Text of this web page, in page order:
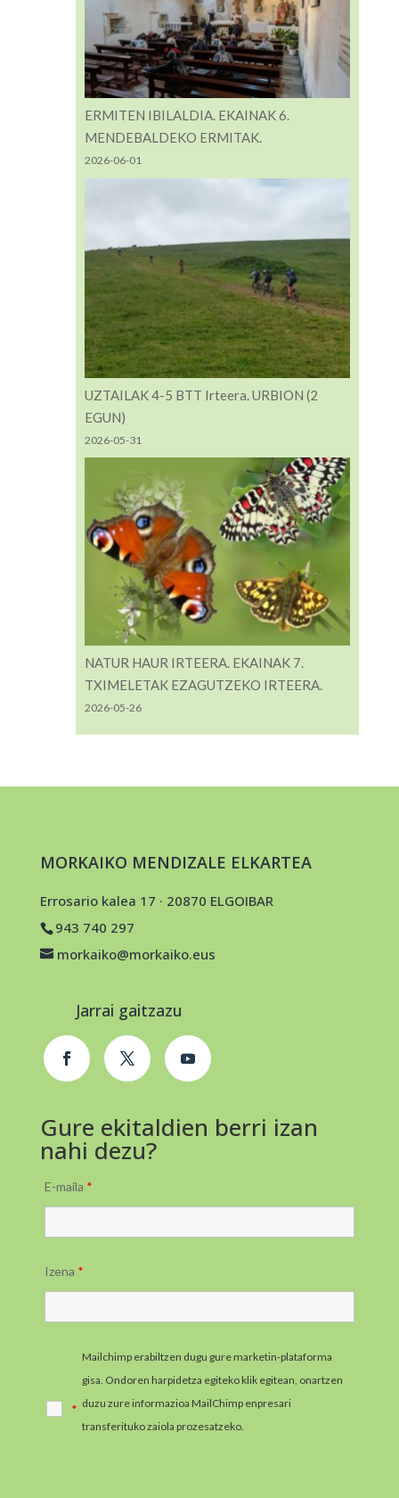
ERMITEN IBILALDIA. EKAINAK 6.
MENDEBALDEKO ERMITAK.
2026-06-01
UZTAILAK 4-5 BTT Irteera. URBION (2
EGUN)
2026-05-31
NATUR HAUR IRTEERA. EKAINAK 7.
TXIMELETAK EZAGUTZEKO IRTEERA.
2026-05-26
MORKAIKO MENDIZALE ELKARTEA
Errosario kalea 17 · 20870 ELGOIBAR
943 740 297
morkaiko@morkaiko.eus
Jarrai gaitzazu
Gure ekitaldien berri izan
nahi dezu?
E-maila *
Izena *
*
Mailchimp erabiltzen dugu gure marketin-plataforma
gisa. Ondoren harpidetza egiteko klik egitean, onartzen
duzu zure informazioa MailChimp enpresari
transferituko zaiola prozesatzeko.